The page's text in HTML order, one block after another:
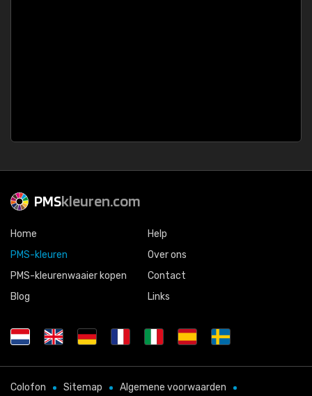
PMSkleuren.com
Home
PMS-kleuren
PMS-kleurenwaaier kopen
Blog
Help
Over ons
Contact
Links
Colofon Sitemap Algemene voorwaarden